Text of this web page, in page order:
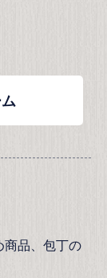
品、包丁の